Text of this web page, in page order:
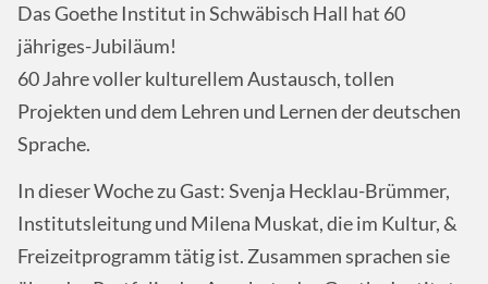
Das Goethe Institut in Schwäbisch Hall hat 60
jähriges-Jubiläum!
60 Jahre voller kulturellem Austausch, tollen
Projekten und dem Lehren und Lernen der deutschen
Sprache.
In dieser Woche zu Gast: Svenja Hecklau-Brümmer,
Institutsleitung und Milena Muskat, die im Kultur, &
Freizeitprogramm tätig ist. Zusammen sprachen sie